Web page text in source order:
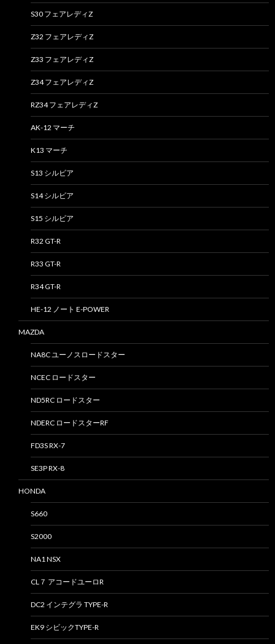
S30 フェアレディZ
Z32 フェアレディZ
Z33 フェアレディZ
Z34 フェアレディZ
RZ34 フェアレディZ
AK-12 マーチ
K13 マーチ
S13 シルビア
S14 シルビア
S15 シルビア
R32 GT-R
R33 GT-R
R34 GT-R
HE-12 ノート E-POWER
MAZDA
NA8C ユーノスロードスター
NCEC ロードスター
ND5RC ロードスター
NDERC ロードスターRF
FD3S RX-7
SE3P RX-8
HONDA
S660
S2000
NA1 NSX
CL７ アコードユーロR
DC2 インテグラ TYPE-R
EK9 シビックTYPE-R